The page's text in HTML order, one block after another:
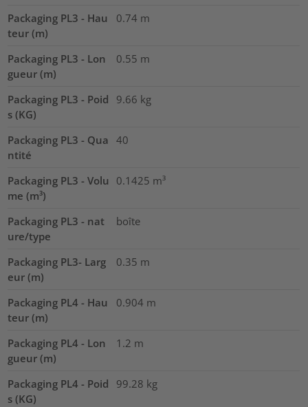
Packaging PL3 - Hau
teur (m)
0.74 m
Packaging PL3 - Lon
gueur (m)
0.55 m
Packaging PL3 - Poid
s (KG)
9.66 kg
Packaging PL3 - Qua
ntité
40
Packaging PL3 - Volu
me (m³)
0.1425 m³
Packaging PL3 - nat
ure/type
boîte
Packaging PL3- Larg
eur (m)
0.35 m
Packaging PL4 - Hau
teur (m)
0.904 m
Packaging PL4 - Lon
gueur (m)
1.2 m
Packaging PL4 - Poid
s (KG)
99.28 kg